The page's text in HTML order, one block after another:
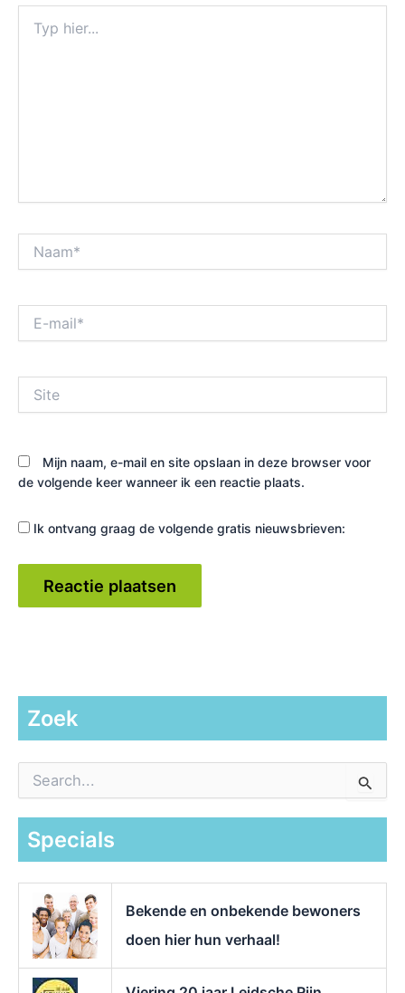
hier...
mail*
Mijn naam, e-mail en site opslaan in deze browser voor
de volgende keer wanneer ik een reactie plaats.
Ik ontvang graag de volgende gratis nieuwsbrieven:
Zoek
a
Specials
Bekende en onbekende bewoners
doen hier hun verhaal!